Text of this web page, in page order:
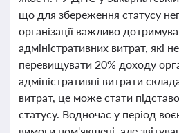
що для збереження статусу
організації важливо
адміністративних витрат, які
перевищувати 20% доходу
адміністративні витрати
витрат, це може стати
статусу. Водночас у період